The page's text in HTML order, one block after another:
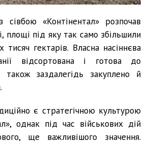
сівбою «Контінентал» розпочав
площі під яку так само збільшили
гектарів. Власна насіннєва
відсортована і готова до
також заздалегідь закуплено й
є стратегічною культурою
однак під час військових дій
ще важливішого значення.